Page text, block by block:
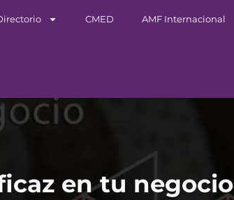
CMED AMF Internacional
en tu negocio